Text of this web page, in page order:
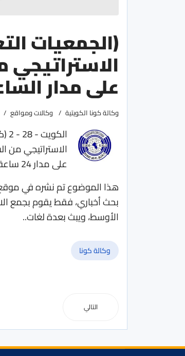
(الجمعيات
على مدار
وكالة كونا الكويتية وكالات ومواقع
الاستراتيجي من
على مدار 24 ساعة لتلبية احتياجات المستهلكين.
هذا الموضوع تم نشره في
بحث أخباري، فقط يقوم بجمع
الأوسط، ويبث بعدة لغات..
وكالة كونا
التالي